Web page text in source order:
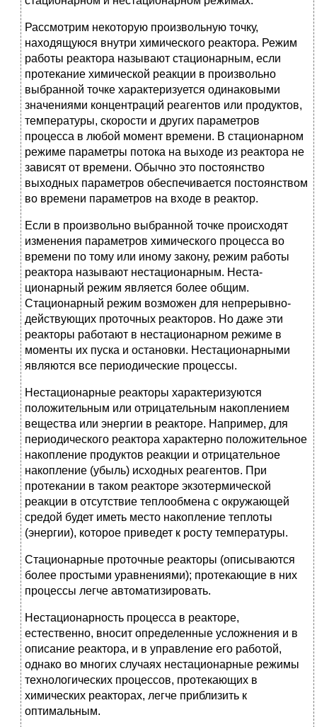
Рассмотрим некоторую произвольную точку,
находящуюся внут­ри химического реактора. Режим
работы реактора называют стационарным, если
протекание химической реакции в произволь­но
выбранной точке характеризуется одинаковыми
значениями кон­центраций реагентов или продуктов,
температуры, скорости и других параметров
процесса в любой момент времени. В стационарном
режиме параметры потока на выходе из реактора не
зависят от времени. Обычно это постоянство
выходных параметров обеспечивается постоян­ством
во времени параметров на входе в реактор.
Если в произвольно выбранной точке происходят
изменения пара­метров химического процесса во
времени по тому или иному закону, режим работы
реактора называют нестационарным. Неста­
ционарный режим является более общим.
Стационарный режим возмо­жен для непрерывно-
действующих проточных реакторов. Но даже эти
реакторы работают в нестационарном режиме в
моменты их пуска и ос­тановки. Нестационарными
являются все периодические процессы.
Нестационарные реакторы характеризуются
положительным или отрицательным накоплением
вещества или энергии в реакторе. На­пример, для
периодического реактора характерно положительное
накопление продуктов реакции и отрицательное
накопление (убыль) ис­ходных реагентов. При
протекании в таком реакторе экзотермической
реакции в отсутствие теплообмена с окружающей
средой будет иметь место накопление теплоты
(энергии), которое приведет к росту темпе­ратуры.
Стационарные проточные реакторы (описываются
более простыми уравнениями); протекающие в них
про­цессы легче автоматизировать.
Нестационарность процесса в реакторе,
естественно, вносит опре­деленные усложнения и в
описание реактора, и в управление его работой,
однако во многих случаях нестационарные режимы
техноло­гических процессов, протекающих в
химических реакторах, легче приблизить к
оптимальным.